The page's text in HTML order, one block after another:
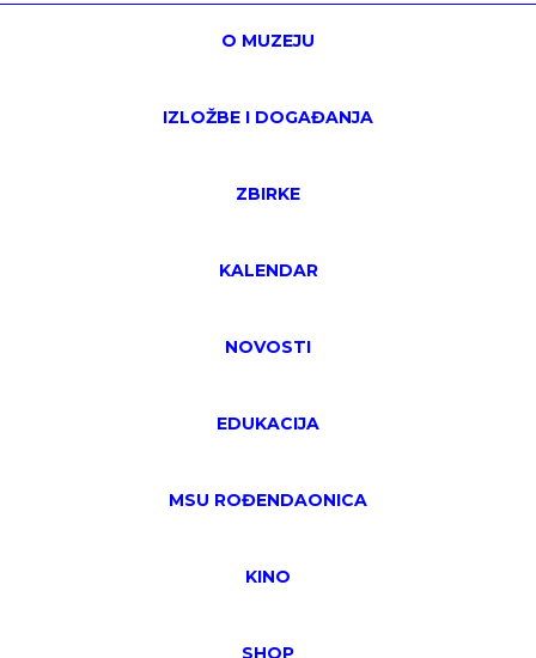
O MUZEJU
IZLOŽBE I DOGAĐANJA
ZBIRKE
KALENDAR
NOVOSTI
EDUKACIJA
MSU ROĐENDAONICA
KINO
SHOP